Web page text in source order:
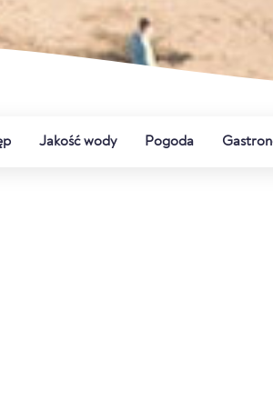
Jakość wody Pogoda